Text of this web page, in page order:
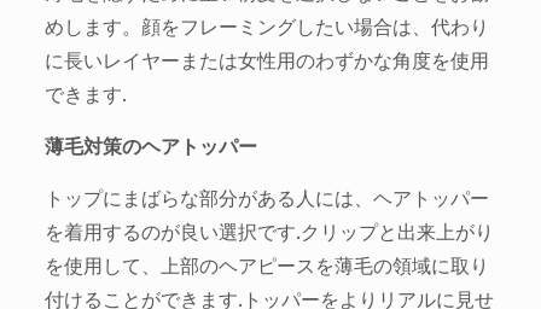
めします。顔をフレーミングしたい場合は、代わり
に長いレイヤーまたは女性用のわずかな角度を使用
できます.
薄毛対策のヘアトッパー
トップにまばらな部分がある人には、ヘアトッパー
を着用するのが良い選択です.クリップと出来上がり
を使用して、上部のヘアピースを薄毛の領域に取り
付けることができます.トッパーをよりリアルに見せ